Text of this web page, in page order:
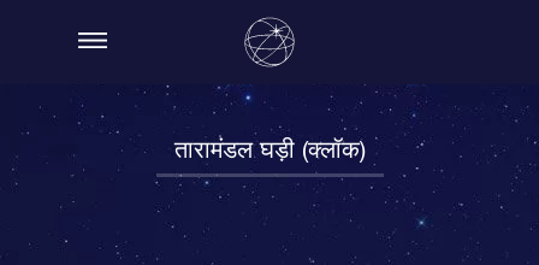
तारामंडल घड़ी (क्लॉक)